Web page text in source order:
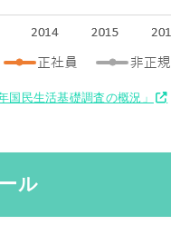
国民生活基礎調査の概況」
ル